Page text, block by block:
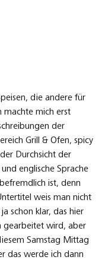
die andere für
machte mich erst
der
Grill & Ofen, spicy
Durchsicht der
englische Sprache
ist, denn
weis man nicht
schon klar, das hier
gearbeitet wird, aber
Samstag Mittag
das werde ich dann